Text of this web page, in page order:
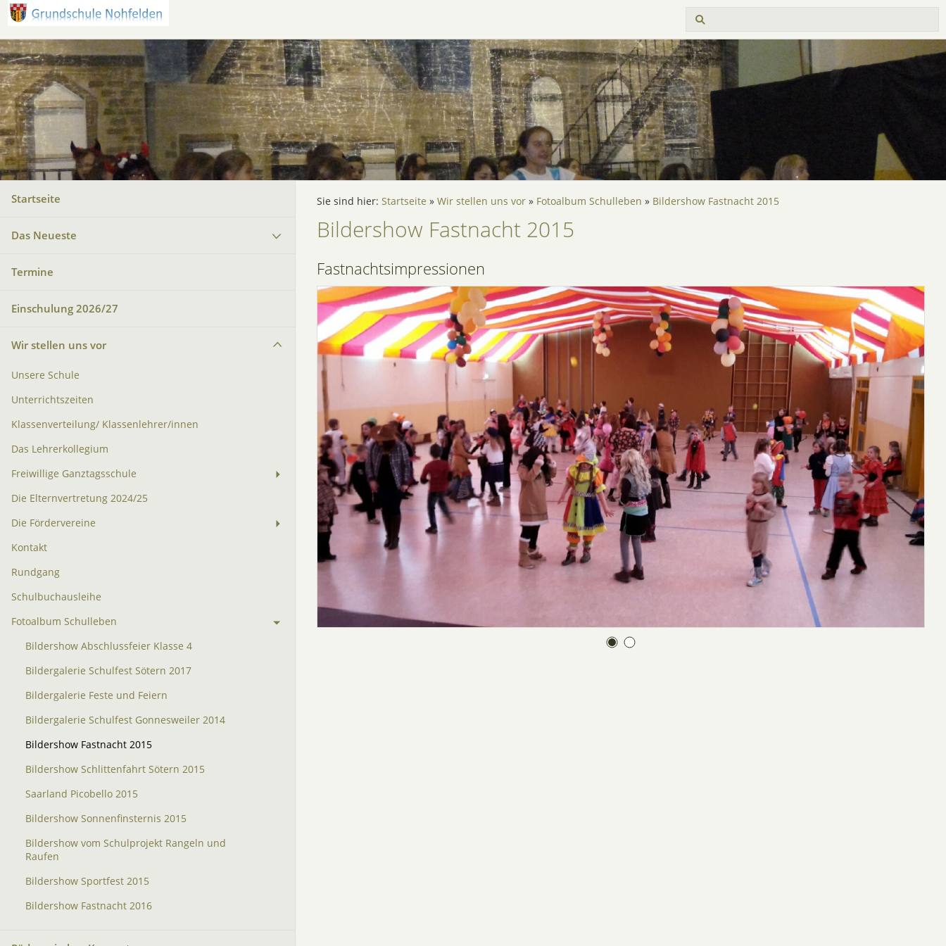
Startseite
Das Neueste
Termine
Einschulung 2026/27
Wir stellen uns vor
Unsere Schule
Unterrichtszeiten
Klassenverteilung/ Klassenlehrer/innen
Das Lehrerkollegium
Freiwillige Ganztagsschule
Die Elternvertretung 2024/25
Die Fördervereine
Kontakt
Rundgang
Schulbuchausleihe
Fotoalbum Schulleben
Bildershow Abschlussfeier Klasse 4
Bildergalerie Schulfest Sötern 2017
Bildergalerie Feste und Feiern
Bildergalerie Schulfest Gonnesweiler 2014
Bildershow Fastnacht 2015
Bildershow Schlittenfahrt Sötern 2015
Saarland Picobello 2015
Bildershow Sonnenfinsternis 2015
Bildershow vom Schulprojekt Rangeln und
Raufen
Bildershow Sportfest 2015
Bildershow Fastnacht 2016
Sie sind hier: Startseite » Wir stellen uns vor » Fotoalbum Schulleben » Bildershow Fastnacht 2015
Bildershow Fastnacht 2015
Fastnachtsimpressionen